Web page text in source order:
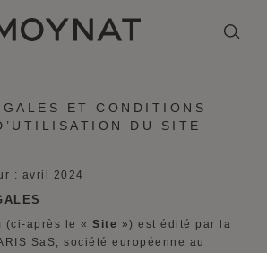
MOYNAT PARIS
ET CONDITIONS
DU SITE
: avril 2024
(ci-après le « Site ») est édité par la
SaS, société européenne au
COLLECTION